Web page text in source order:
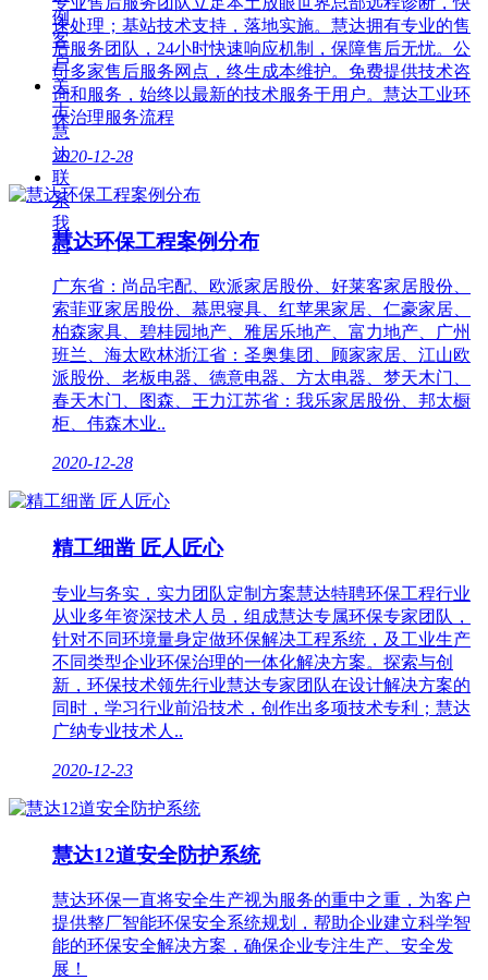
例
客
户
关
于
慧
达
联
系
我
们
速处理；基站技术支持，落地实施。慧达拥有专业的售
后服务团队，24小时快速响应机制，保障售后无忧。公
司多家售后服务网点，终生成本维护。免费提供技术咨
询和服务，始终以最新的技术服务于用户。慧达工业环
保治理服务流程
2020-12-28
慧达环保工程案例分布
广东省：尚品宅配、欧派家居股份、好莱客家居股份、
索菲亚家居股份、慕思寝具、红苹果家居、仁豪家居、
柏森家具、碧桂园地产、雅居乐地产、富力地产、广州
班兰、海太欧林浙江省：圣奥集团、顾家家居、江山欧
派股份、老板电器、德意电器、方太电器、梦天木门、
春天木门、图森、王力江苏省：我乐家居股份、邦太橱
柜、伟森木业..
2020-12-28
精工细凿 匠人匠心
专业与务实，实力团队定制方案慧达特聘环保工程行业
从业多年资深技术人员，组成慧达专属环保专家团队，
针对不同环境量身定做环保解决工程系统，及工业生产
不同类型企业环保治理的一体化解决方案。探索与创
新，环保技术领先行业慧达专家团队在设计解决方案的
同时，学习行业前沿技术，创作出多项技术专利；慧达
广纳专业技术人..
2020-12-23
慧达12道安全防护系统
慧达环保一直将安全生产视为服务的重中之重，为客户
提供整厂智能环保安全系统规划，帮助企业建立科学智
能的环保安全解决方案，确保企业专注生产、安全发
展！